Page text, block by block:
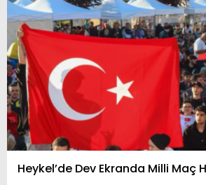
Heykel’de Dev Ekranda Milli Maç